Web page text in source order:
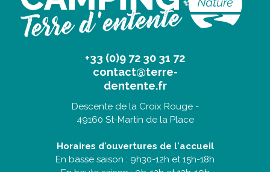
+33 (0)9 72 30 31 72
contact@terre-
dentente.fr
Descente de la Croix Rouge -
49160 St-Martin de la Place
Horaires d'ouvertures de l'accueil
En basse saison : 9h30-12h et 15h-18h